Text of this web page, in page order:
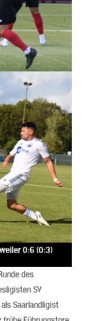
0:6 (0:3)
des
SV
Saarlandligist